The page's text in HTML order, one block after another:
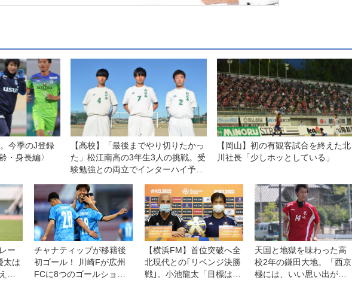
今季のJ登録
・身長編〉
【高校】「最後までやり切りたかっ
た」松江南高の3年生3人の挑戦。受
験勉強との両立でインターハイ予選
【岡山】初の有観客試合を終えた北
川社長「少しホッとしている」
ー
太は
。
チャナティップが移籍後
初ゴール！ 川崎Fが広州
FCに8つのゴールショ
【横浜FM】首位突破へ全
北現代との｢リベンジ決勝
戦｣。小池龍太「目標はア
天国と地獄を味わった高
校2年の鎌田大地。「西京
極には、いい思い出がま